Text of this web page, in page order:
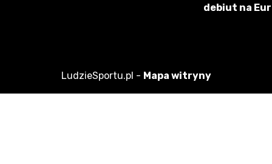
debiut na
LudzieSportu.pl - Mapa witryny